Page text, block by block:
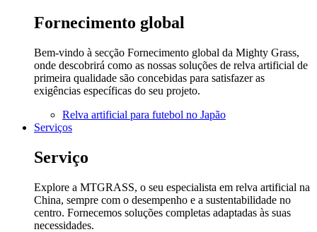
Fornecimento global
Bem-vindo à secção Fornecimento global da Mighty Grass,
onde descobrirá como as nossas soluções de relva artificial de
primeira qualidade são concebidas para satisfazer as
exigências específicas do seu projeto.
Relva artificial para futebol no Japão
Serviços
Serviço
Explore a MTGRASS, o seu especialista em relva artificial na
China, sempre com o desempenho e a sustentabilidade no
centro. Fornecemos soluções completas adaptadas às suas
necessidades.